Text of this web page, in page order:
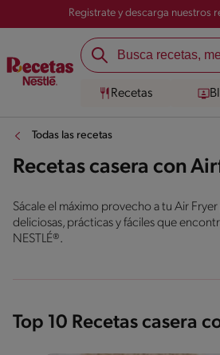
Registrate y descarga nuestros
Recetas
Todas las recetas
Recetas casera con
Sácale el máximo provecho a tu Air
deliciosas, prácticas y fáciles que
NESTLÉ®.
Top 10 Recetas casera